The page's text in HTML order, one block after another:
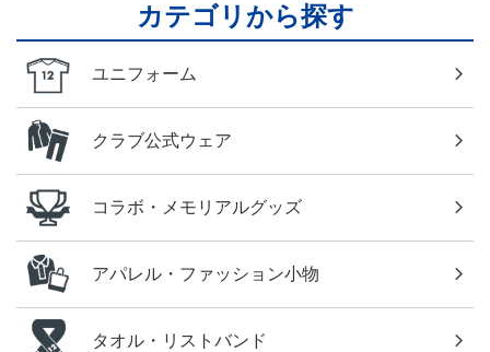
カテゴリから探す
ユニフォーム
クラブ公式ウェア
コラボ・メモリアルグッズ
アパレル・ファッション小物
タオル・リストバンド